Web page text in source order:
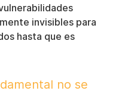
invisibles para
hasta que es
no se